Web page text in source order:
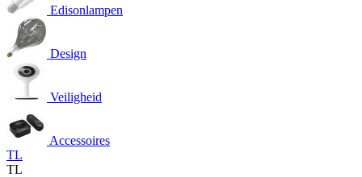
Edisonlampen
Design
Veiligheid
Accessoires
TL
TL